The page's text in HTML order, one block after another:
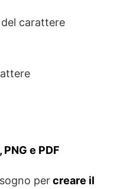
carattere
PNG e PDF
percreare il